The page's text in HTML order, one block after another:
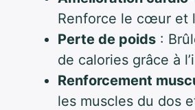
Renforce le cœur et
Perte de poids :
de calories grâce à
Renforcement
les muscles du dos